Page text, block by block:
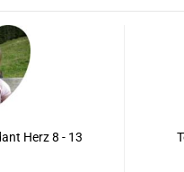
Herz 8 - 13